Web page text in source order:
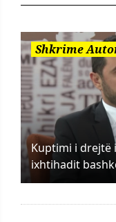
Shkrime
Kuptimi i drejtë
ixhtihadit